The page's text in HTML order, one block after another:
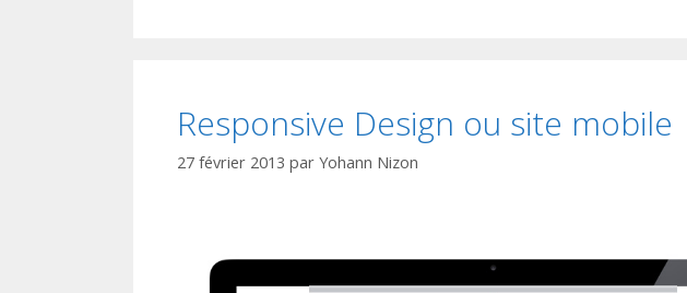
Responsive Design ou site mobile
27 février 2013 par Yohann Nizon